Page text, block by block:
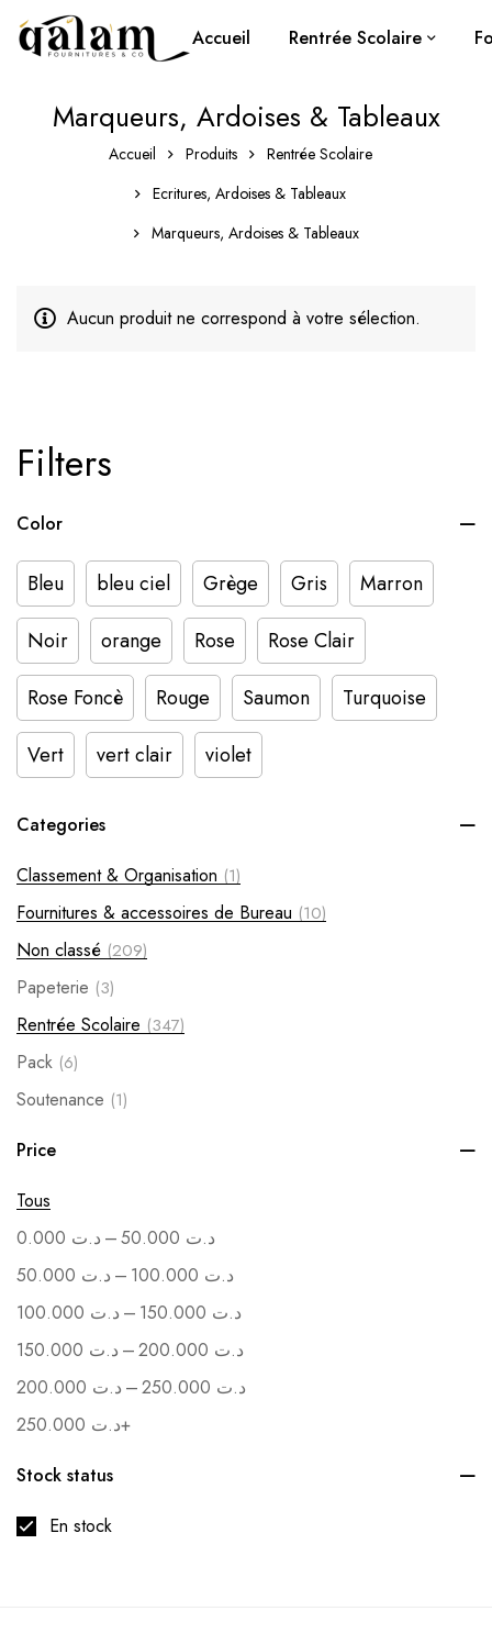
Accueil Rentrée Scolaire
Marqueurs, Ardoises & Tableaux
Accueil Produits
Rentrée Scolaire
Ecritures, Ardoises & Tableaux
Marqueurs, Ardoises & Tableaux
Filters
Color
Bleu bleu ciel Grège Gris
Marron
Noir
orange Rose
Rose Clair
Rose Foncè
Rouge Saumon
Turquoise
Vert
vert clair violet
Categories
Classement & Organisation (1)
Fournitures & accessoires de Bureau (10)
Non classé (209)
Papeterie (3)
Rentrée Scolaire (347)
Pack (6)
Soutenance (1)
Vente en Gros
Price
Tous
د.ت – د.ت
د.ت – د.ت
د.ت – د.ت
د.ت – د.ت
د.ت – د.ت
د.ت+
Stock status
En stock
Aucun produit ne correspond à votre sélection.